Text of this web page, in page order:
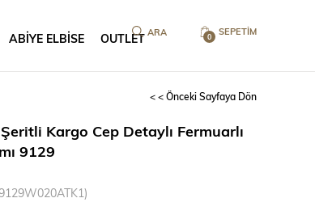
SEPETIM
0
ABİYE ELBİSE OUTLET
< < Önceki Sayfaya Dön
Şeritli Kargo Cep Detaylı Fermuarlı
9129